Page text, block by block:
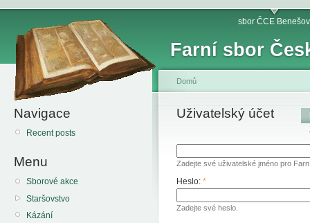
Farní sbor
sbor ČCE Benešov
Navigace
Recent posts
Menu
Sborové akce
Staršovstvo
Kázání
Domů
Uživatelský účet
Zadejte své uživatelské jméno pro
Heslo: *
Zadejte své heslo.